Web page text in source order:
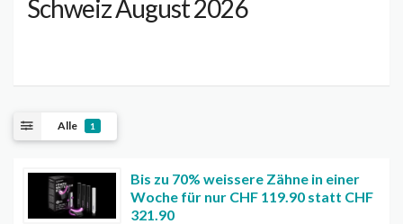
Schweiz August 2026
Alle 1
Bis zu 70% weissere Zähne in einer
Woche für nur CHF 119.90 statt CHF
321.90